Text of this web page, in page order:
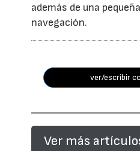
además de una
navegación.
ver/escribir
Ver más